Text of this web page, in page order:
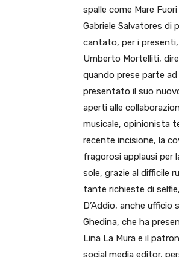
spalle come Mare
Gabriele Salvatores di
cantato, per i
Umberto Mortelliti,
quando prese parte
presentato il suo
aperti alle
musicale, opinionista
recente incisione, la
fragorosi applausi per
sole, grazie al difficile
tante richieste di
D’Addio, anche
Ghedina, che ha
Lina La Mura e il
social media editor,